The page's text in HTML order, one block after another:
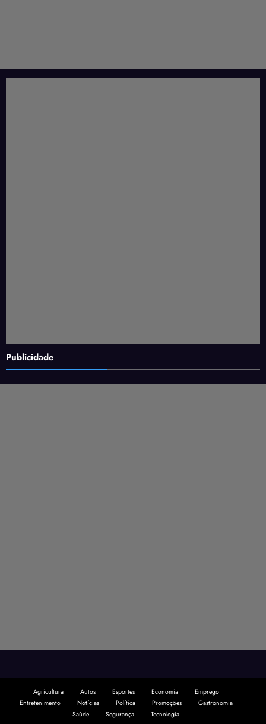
Publicidade
Agricultura Autos Esportes Economia
Emprego
Entretenimento
Notícias Política Promoções
Gastronomia
Saúde
Segurança Tecnologia